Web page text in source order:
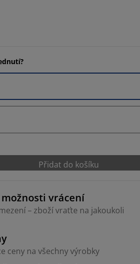
Přidat do košíku
vrácení
– zboží vraťte na jakoukoli
ceny na všechny výrobky